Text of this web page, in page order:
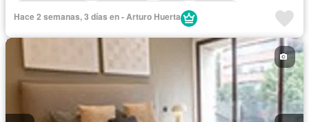
Cuarto de Limpieza
Jacuzzi
Recámara con closet
Azotea
Sala polivalente
Seguridad
Terraza Vista panorámica
Zonas verdes
Sin amueblar
Hace 2 semanas, 3 días en - Arturo Huerta